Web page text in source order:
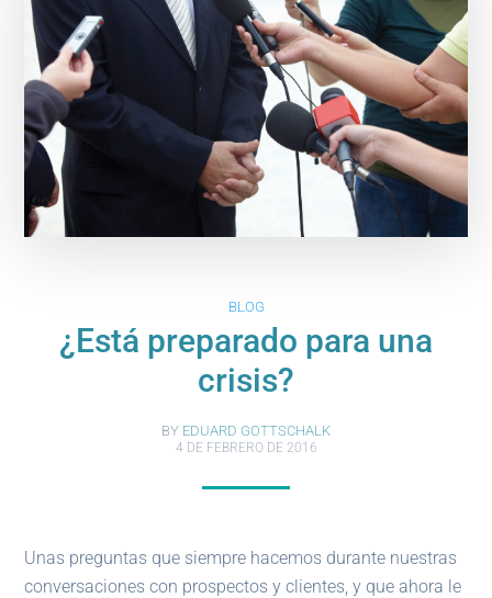
BLOG
¿Está preparado para una
crisis?
BY EDUARD GOTTSCHALK
4 DE FEBRERO DE 2016
Unas preguntas que siempre hacemos durante nuestras
conversaciones con prospectos y clientes, y que ahora le